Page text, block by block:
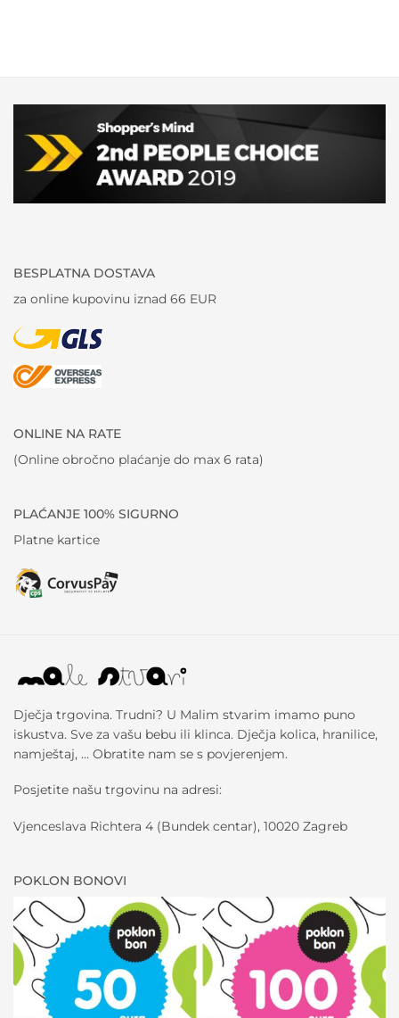
BESPLATNA DOSTAVA
za online kupovinu iznad 66 EUR
ONLINE NA RATE
(Online obročno plaćanje do max 6 rata)
PLAĆANJE 100% SIGURNO
Platne kartice
Dječja trgovina. Trudni? U Malim stvarim imamo puno
iskustva. Sve za vašu bebu ili klinca. Dječja kolica, hranilice,
namještaj, … Obratite nam se s povjerenjem.
Posjetite našu trgovinu na adresi:
Vjenceslava Richtera 4 (Bundek centar), 10020 Zagreb
POKLON BONOVI